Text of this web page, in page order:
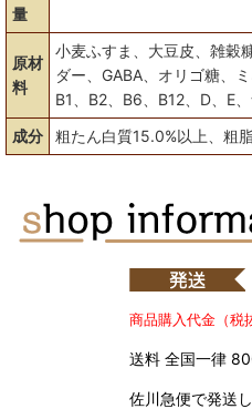
量
原材
料
小麦ふすま、大豆皮、雑穀
ダー、GABA、オリゴ糖、
B1、B2、B6、B12、D、E
成分
粗たん白質15.0%以上、粗
商品購入代金（税
送料 全国一律
佐川急便で発送し